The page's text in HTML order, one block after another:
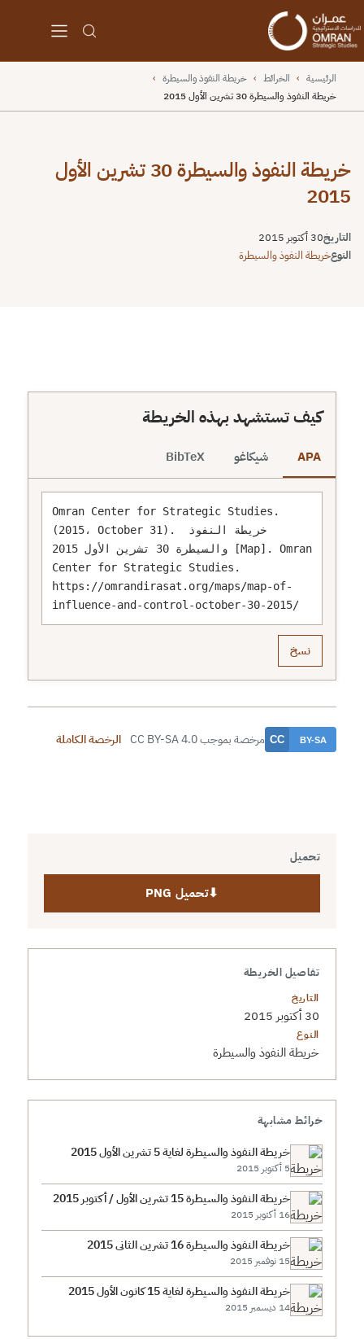
الرئيسية › الخرائط › خريطة النفوذ والسيطرة ›
خريطة النفوذ والسيطرة 30 تشرين الأول 2015
خريطة النفوذ والسيطرة 30 تشرين الأول
2015
التاريخ30 أكتوبر 2015
النوعخريطة النفوذ والسيطرة
content/uploads/2015/10/map-hero-204-1.png
كيف تستشهد بهذه الخريطة
APA شيكاغو BibTeX
Omran Center for Strategic Studies.
(2015، October 31). خريطة النفوذ
والسيطرة 30 تشرين الأول 2015 [Map]. Omran
Center for Strategic Studies.
https://omrandirasat.org/maps/map-of-
influence-and-control-october-30-2015/
نسخ
مرخصة بموجب CC BY-SA 4.0 الرخصة الكاملة
تحميل
⬇تحميل PNG
تفاصيل الخريطة
التاريخ
30 أكتوبر 2015
النوع
خريطة النفوذ والسيطرة
خرائط مشابهة
خريطة النفوذ والسيطرة لغاية 5 تشرين الأول 2015
5 أكتوبر 2015
خريطة النفوذ والسيطرة 15 تشرين الأول / أكتوبر 2015
16 أكتوبر 2015
خريطة النفوذ والسيطرة 16 تشرين الثاني 2015
15 نوفمبر 2015
خريطة النفوذ والسيطرة لغاية 15 كانون الأول 2015
14 ديسمبر 2015